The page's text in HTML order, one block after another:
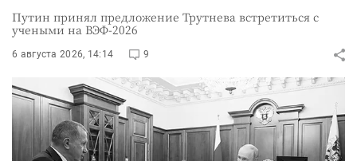
Путин принял предложение Трутнева встретиться с
учеными на ВЭФ-2026
6 августа 2026, 14:14 9